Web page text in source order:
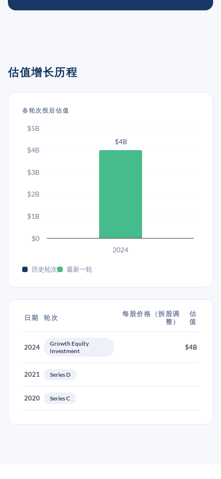
估值增长历程
各轮次投后估值
$4B
2024
$0
$1B
$2B
$3B
$4B
$5B
历史轮次 最新一轮
日期 轮次
每股价格（拆股调
整）
估
值
2024
Growth Equity
Investment
$4B
2021 Series D
2020 Series C